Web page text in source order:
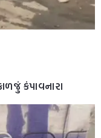
કંપાવનારા